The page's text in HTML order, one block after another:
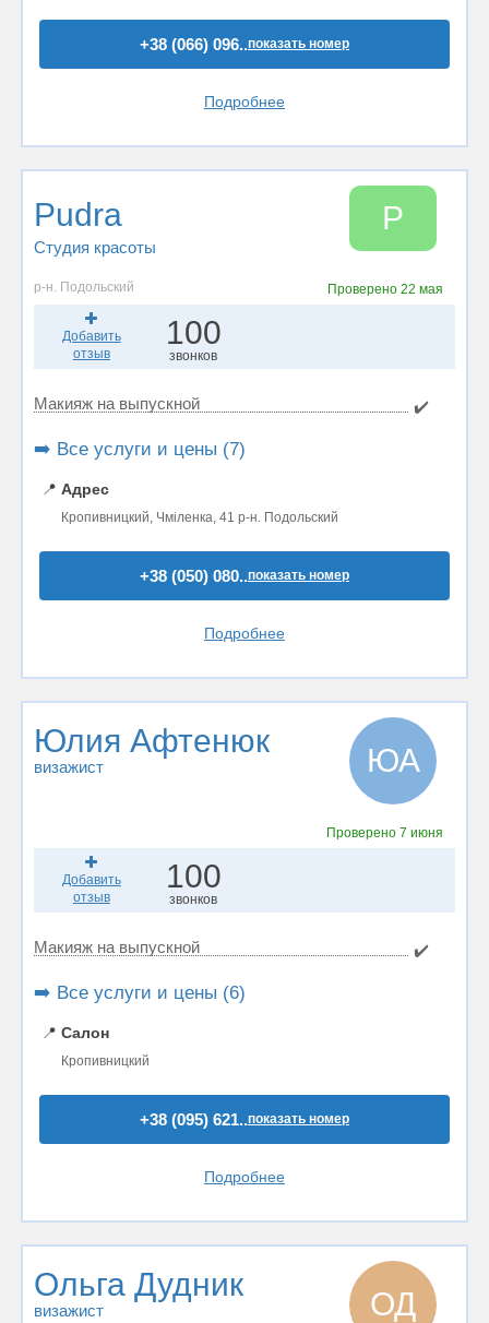
+38 (066) 096..показать номер
Подробнее
Pudra
Студия красоты
P
р-н. Подольский Проверено 22 мая
Добавить
отзыв
100
звонков
Макияж на выпускной ✔️
➡️ Все услуги и цены (7)
📍 Адрес
Кропивницкий, Чміленка, 41 р-н. Подольский
+38 (050) 080..показать номер
Подробнее
Юлия Афтенюк
визажист ЮА
Проверено7 июня
Добавить
отзыв
100
звонков
Макияж на выпускной ✔️
➡️ Все услуги и цены (6)
📍 Салон
Кропивницкий
+38 (095) 621..показать номер
Подробнее
Ольга Дудник
визажист ОД